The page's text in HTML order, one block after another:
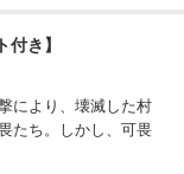
き】
により、壊滅した村
たち。しかし、可畏